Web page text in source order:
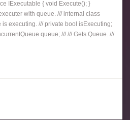
IExecutable { void Execute(); }
with queue. /// internal class
is executing. /// private bool isExecuting;
queue; /// /// Gets Queue. ///